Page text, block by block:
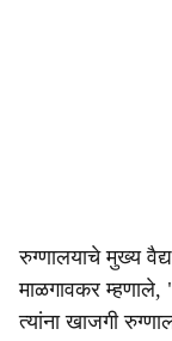
रुग्णालयाचे मुख्य
माळगावकर
त्यांना खाजगी